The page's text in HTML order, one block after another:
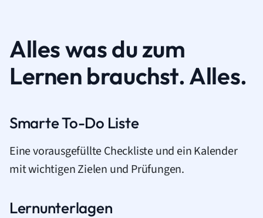
Alles was du zum
Lernen brauchst. Alles.
Smarte To-Do Liste
Eine vorausgefüllte Checkliste und ein Kalender
mit wichtigen Zielen und Prüfungen.
Lernunterlagen